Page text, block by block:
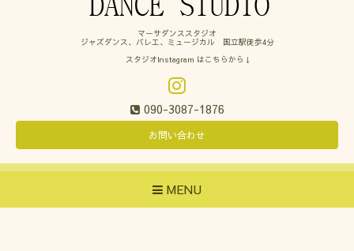
マーサダンススタジオ
ジャズダンス、バレエ、ミュージカル 国立駅徒歩4分
スタジオInstagram はこちらから↓
090-3087-1876
お問い合わせ
MENU